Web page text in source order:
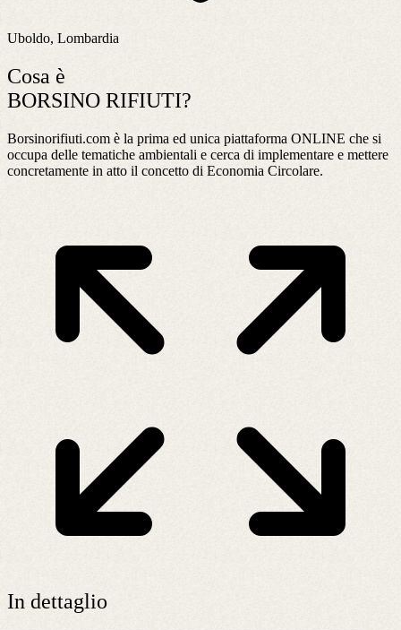
Uboldo, Lombardia
Cosa è
BORSINO RIFIUTI?
Borsinorifiuti.com è la prima ed unica piattaforma ONLINE che si
occupa delle tematiche ambientali e cerca di implementare e mettere
concretamente in atto il concetto di Economia Circolare.
In dettaglio